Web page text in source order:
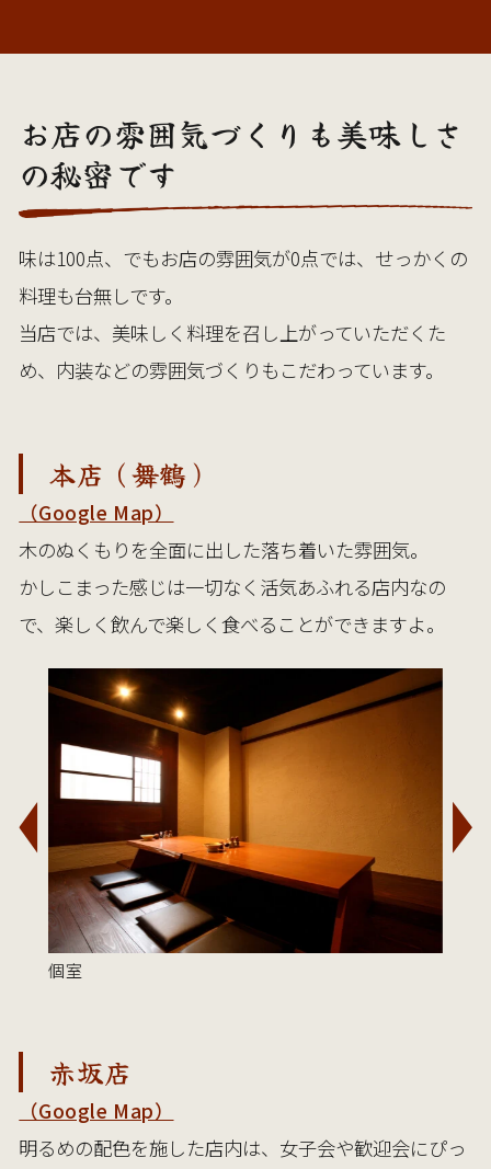
お店の雰囲気づくりも美味しさ
の秘密です
味は100点、でもお店の雰囲気が0点では、せっかくの
料理も台無しです。
当店では、美味しく料理を召し上がっていただくた
め、内装などの雰囲気づくりもこだわっています。
本店（舞鶴）
（Google Map）
木のぬくもりを全面に出した落ち着いた雰囲気。
かしこまった感じは一切なく活気あふれる店内なの
で、楽しく飲んで楽しく食べることができますよ。
個室
赤坂店
（Google Map）
明るめの配色を施した店内は、女子会や歓迎会にぴっ